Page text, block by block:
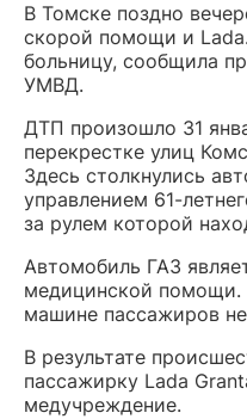
В Томске поздно
скорой помощи и
больницу, сообщила
УМВД.
ДТП произошло 31
перекрестке улиц
Здесь столкнулись
управлением 61-
за рулем которой
Автомобиль ГАЗ
медицинской помощи.
машине пассажиров
В результате
пассажирку Lada
медучреждение.